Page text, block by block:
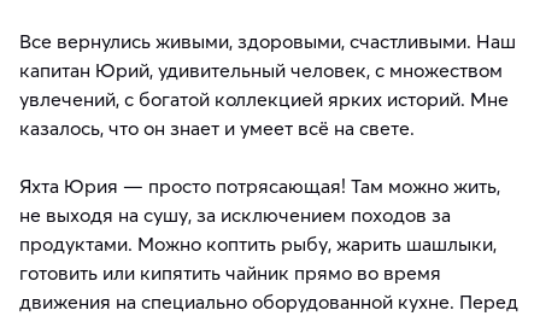
Все вернулись живыми, здоровыми, счастливыми. Наш
капитан Юрий, удивительный человек, с множеством
увлечений, с богатой коллекцией ярких историй. Мне
казалось, что он знает и умеет всё на свете.
Яхта Юрия — просто потрясающая! Там можно жить,
не выходя на сушу, за исключением походов за
продуктами. Можно коптить рыбу, жарить шашлыки,
готовить или кипятить чайник прямо во время
движения на специально оборудованной кухне. Перед